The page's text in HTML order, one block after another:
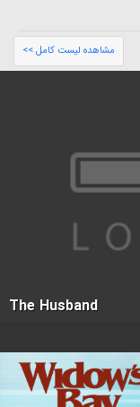
مشاهده لیست کامل >>
The Husband